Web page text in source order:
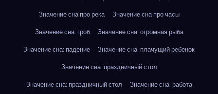
Значение сна про река
Значение сна про часы
Значение сна: гроб
Значение сна: огромная рыба
Значение сна: падение
Значение сна: плачущий ребенок
Значение сна: праздничный стол
Значение сна: праздничный стол
Значение сна: работа